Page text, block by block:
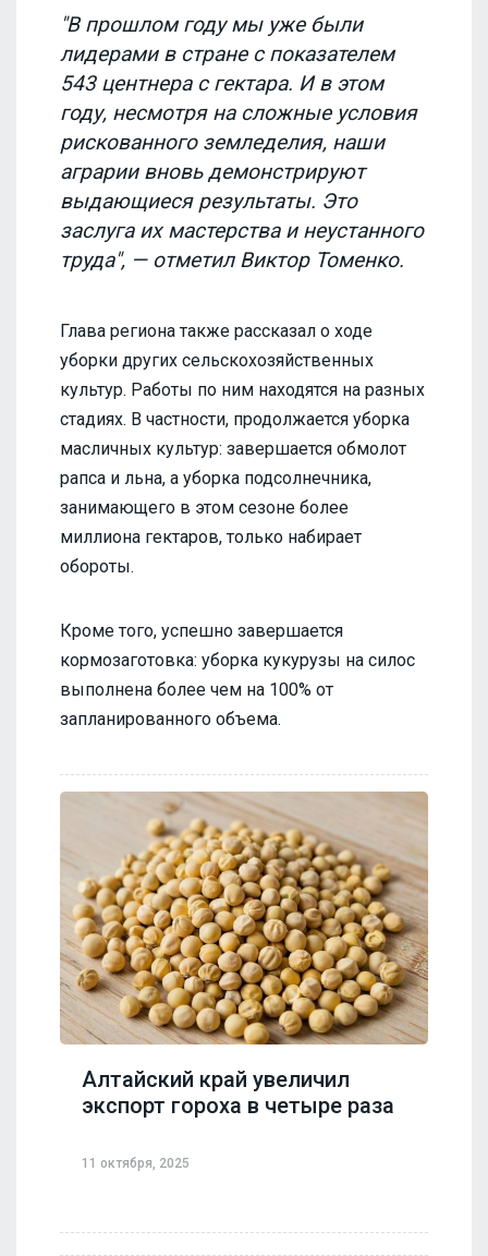
"В прошлом году мы уже были
лидерами в стране с показателем
543 центнера с гектара. И в этом
году, несмотря на сложные условия
рискованного земледелия, наши
аграрии вновь демонстрируют
выдающиеся результаты. Это
заслуга их мастерства и неустанного
труда", — отметил Виктор Томенко.
Глава региона также рассказал о ходе
уборки других сельскохозяйственных
культур. Работы по ним находятся на разных
стадиях. В частности, продолжается уборка
масличных культур: завершается обмолот
рапса и льна, а уборка подсолнечника,
занимающего в этом сезоне более
миллиона гектаров, только набирает
обороты.
Кроме того, успешно завершается
кормозаготовка: уборка кукурузы на силос
выполнена более чем на 100% от
запланированного объема.
Алтайский край увеличил
экспорт гороха в четыре раза
11 октября, 2025